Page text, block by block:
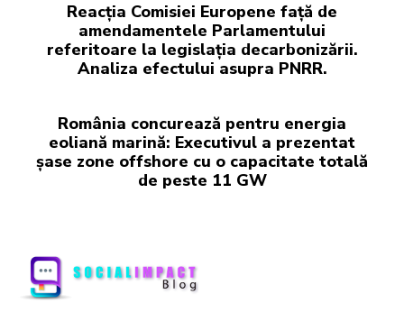
Reacția Comisiei Europene față de
amendamentele Parlamentului
referitoare la legislația decarbonizării.
Analiza efectului asupra PNRR.
România concurează pentru energia
eoliană marină: Executivul a prezentat
șase zone offshore cu o capacitate totală
de peste 11 GW